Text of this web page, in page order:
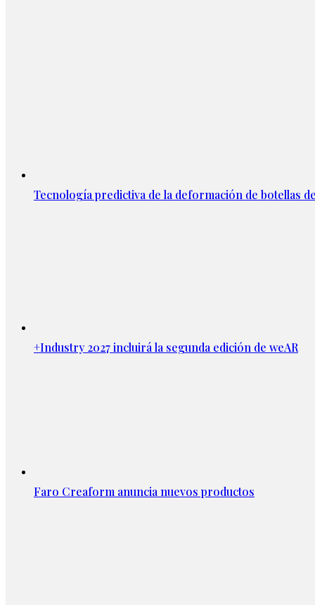
Tecnología predictiva de la deformación de botellas
+Industry 2027 incluirá la segunda edición de weAR
Faro Creaform anuncia nuevos productos